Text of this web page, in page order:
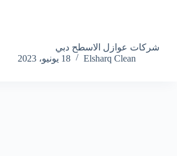
شركات عوازل الاسطح دبي
Elsharq Clean
18 يونيو، 2023